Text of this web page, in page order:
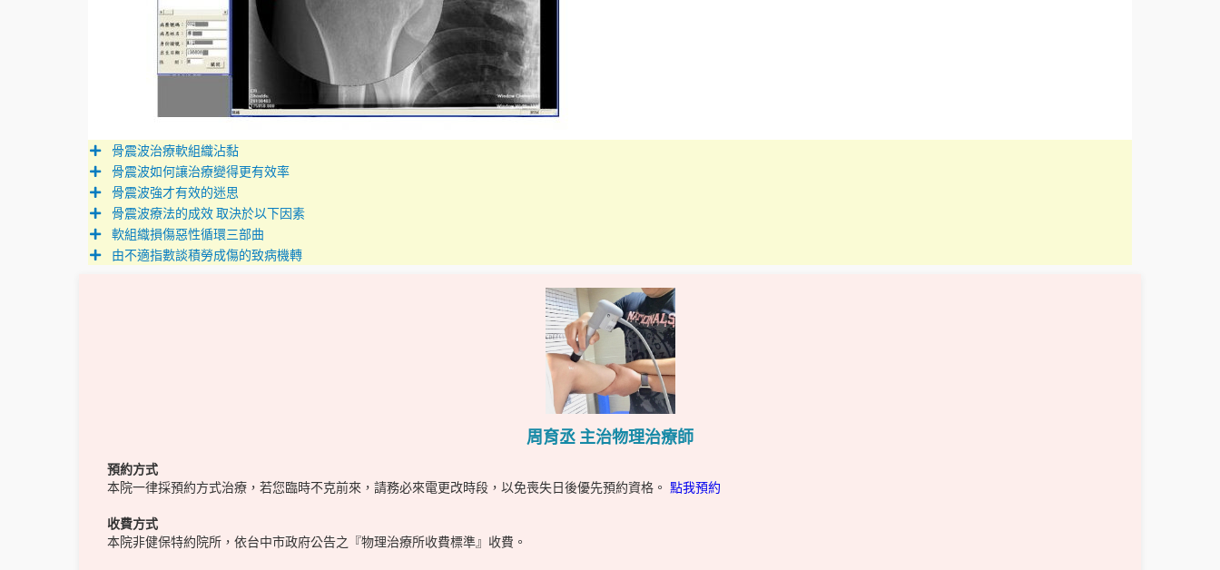
骨震波治療軟組織沾黏
骨震波如何讓治療變得更有效率
骨震波強才有效的迷思
骨震波療法的成效 取決於以下因素
軟組織損傷惡性循環三部曲
由不適指數談積勞成傷的致病機轉
周育丞 主治物理治療師
預約方式
本院一律採預約方式治療，若您臨時不克前來，請務必來電更改時段，以免喪失日後優先預約資格。 點我預約
收費方式
本院非健保特約院所，依台中市政府公告之『物理治療所收費標準』收費。